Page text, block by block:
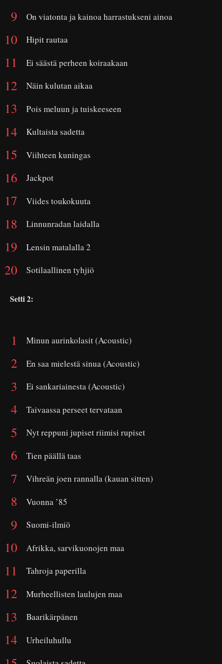
On viatonta ja kainoa harrastukseni ainoa
Hipit rautaa
Ei säästä perheen koiraakaan
Näin kulutan aikaa
Pois meluun ja tuiskeeseen
Kultaista sadetta
Viihteen kuningas
Jackpot
Viides toukokuuta
Linnunradan laidalla
Lensin matalalla 2
Sotilaallinen tyhjiö
Setti 2:
Minun aurinkolasit (Acoustic)
En saa mielestä sinua (Acoustic)
Ei sankariainesta (Acoustic)
Taivaassa perseet tervataan
Nyt reppuni jupiset riimisi rupiset
Tien päällä taas
Vihreän joen rannalla (kauan sitten)
Vuonna ’85
Suomi-ilmiö
Afrikka, sarvikuonojen maa
Tahroja paperilla
Murheellisten laulujen maa
Baarikärpänen
Urheiluhullu